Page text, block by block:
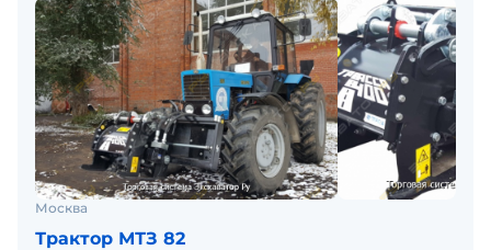
Москва
Трактор МТЗ 82